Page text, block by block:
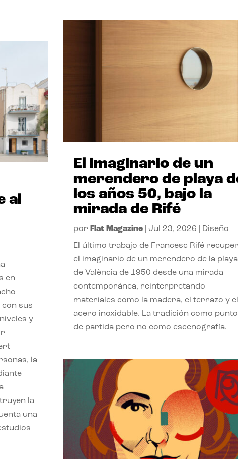
al
en
sus
y
la
la
una
El imaginario de un
merendero de playa
los años 50, bajo la
mirada de Rifé
por Flat Magazine| Jul 23, 2026 Diseño
El último trabajo de Francesc Rifé
el imaginario de un merendero de la playa
de València de 1950 desde una mirada
contemporánea, reinterpretando
materiales como la madera, el terrazo y el
acero inoxidable. La tradición como punto
de partida pero no como escenografía.